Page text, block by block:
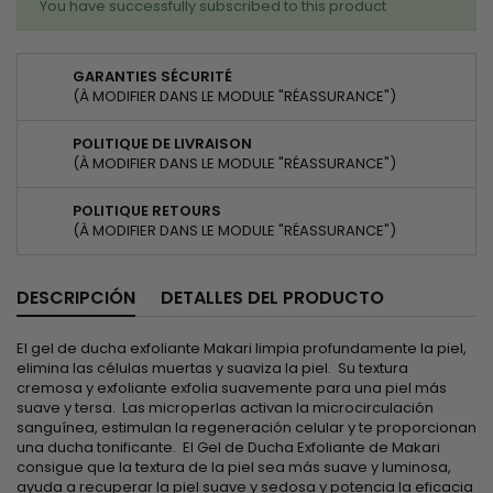
You have successfully subscribed to this product
GARANTIES SÉCURITÉ
(À MODIFIER DANS LE MODULE "RÉASSURANCE")
POLITIQUE DE LIVRAISON
(À MODIFIER DANS LE MODULE "RÉASSURANCE")
POLITIQUE RETOURS
(À MODIFIER DANS LE MODULE "RÉASSURANCE")
DESCRIPCIÓN DETALLES DEL PRODUCTO
El gel de ducha exfoliante Makari limpia profundamente la piel,
elimina las células muertas y suaviza la piel. Su textura
cremosa y exfoliante exfolia suavemente para una piel más
suave y tersa. Las microperlas activan la microcirculación
sanguínea, estimulan la regeneración celular y te proporcionan
una ducha tonificante. El Gel de Ducha Exfoliante de Makari
consigue que la textura de la piel sea más suave y luminosa,
ayuda a recuperar la piel suave y sedosa y potencia la eficacia